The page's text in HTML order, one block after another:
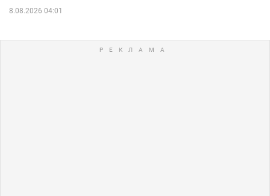
8.08.2026 04:01